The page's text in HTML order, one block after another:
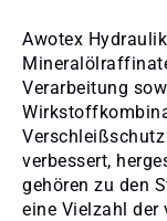
Awotex
Verarbeitung
verbessert,
gehören zu den
eine Vielzahl der